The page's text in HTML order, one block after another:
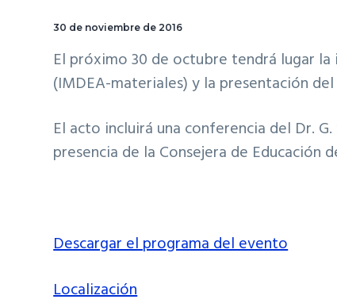
30 de noviembre de 2016
El próximo 30 de octubre tendrá lugar
(IMDEA-materiales) y la presentación
El acto incluirá una conferencia del Dr.
presencia de la Consejera de
Descargar el programa del evento
Localización